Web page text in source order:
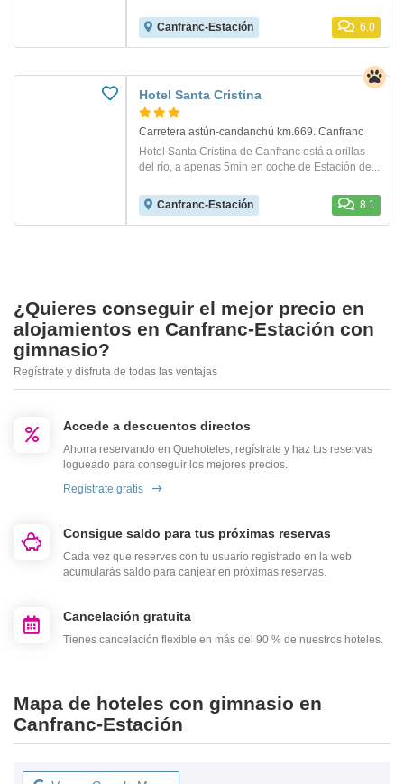
Canfranc-Estación 6.0
Hotel Santa Cristina
Carretera astún-candanchú km.669. Canfranc
Hotel Santa Cristina de Canfranc está a orillas
del río, a apenas 5min en coche de Estación de...
Canfranc-Estación 8.1
¿Quieres conseguir el mejor precio en
alojamientos en Canfranc-Estación con
gimnasio?
Regístrate y disfruta de todas las ventajas
Accede a descuentos directos
Ahorra reservando en Quehoteles, regístrate y haz tus reservas
logueado para conseguir los mejores precios.
Regístrate gratis
Consigue saldo para tus próximas reservas
Cada vez que reserves con tu usuario registrado en la web
acumularás saldo para canjear en próximas reservas.
Cancelación gratuita
Tienes cancelación flexible en más del 90 % de nuestros hoteles.
Mapa de hoteles con gimnasio en
Canfranc-Estación